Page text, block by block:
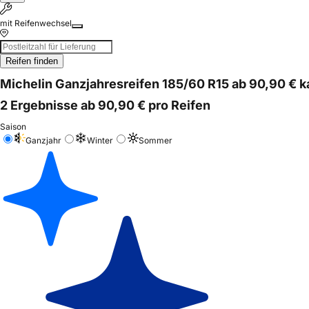
mit Reifenwechsel
Reifen finden
Michelin Ganzjahresreifen 185/60 R15 ab 90,90 €
2 Ergebnisse ab 90,90 € pro Reifen
Saison
Ganzjahr
Winter Sommer